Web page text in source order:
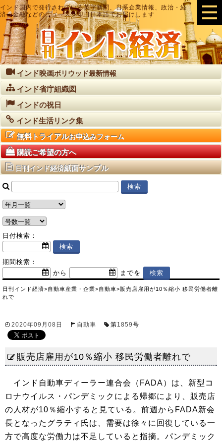
インド国内で発行されている英字新聞、日系企業情報、政治・経
済・金融などのニュースを即日日本語でお届けします
インド映画ボリウッド最新情報
インド省庁組織図
インドの祝日
インド生活リンク集
無料トライアルお申込みフォーム
購読ご希望の方へ
日刊インド経済紙面サンプル
日付検索：
期間検索：
から
までを
日刊インド経済>自動車産業・企業>自動車>販売店雇用が10％縮小 移民労働者離
れで
2020年09月08日 自動車 第1859号
販売店雇用が10％縮小 移民労働者離れで
インド自動車ディーラー連合会（FADA）は、新型コ
ロナウイルス・パンデミックによる帰郷により、販売店
の人材が10％縮小すると見ている。前週からFADA新会
長となったグラティ氏は、需要は徐々に回復している一
方で高度な労働力は不足していると指摘。パンデミック